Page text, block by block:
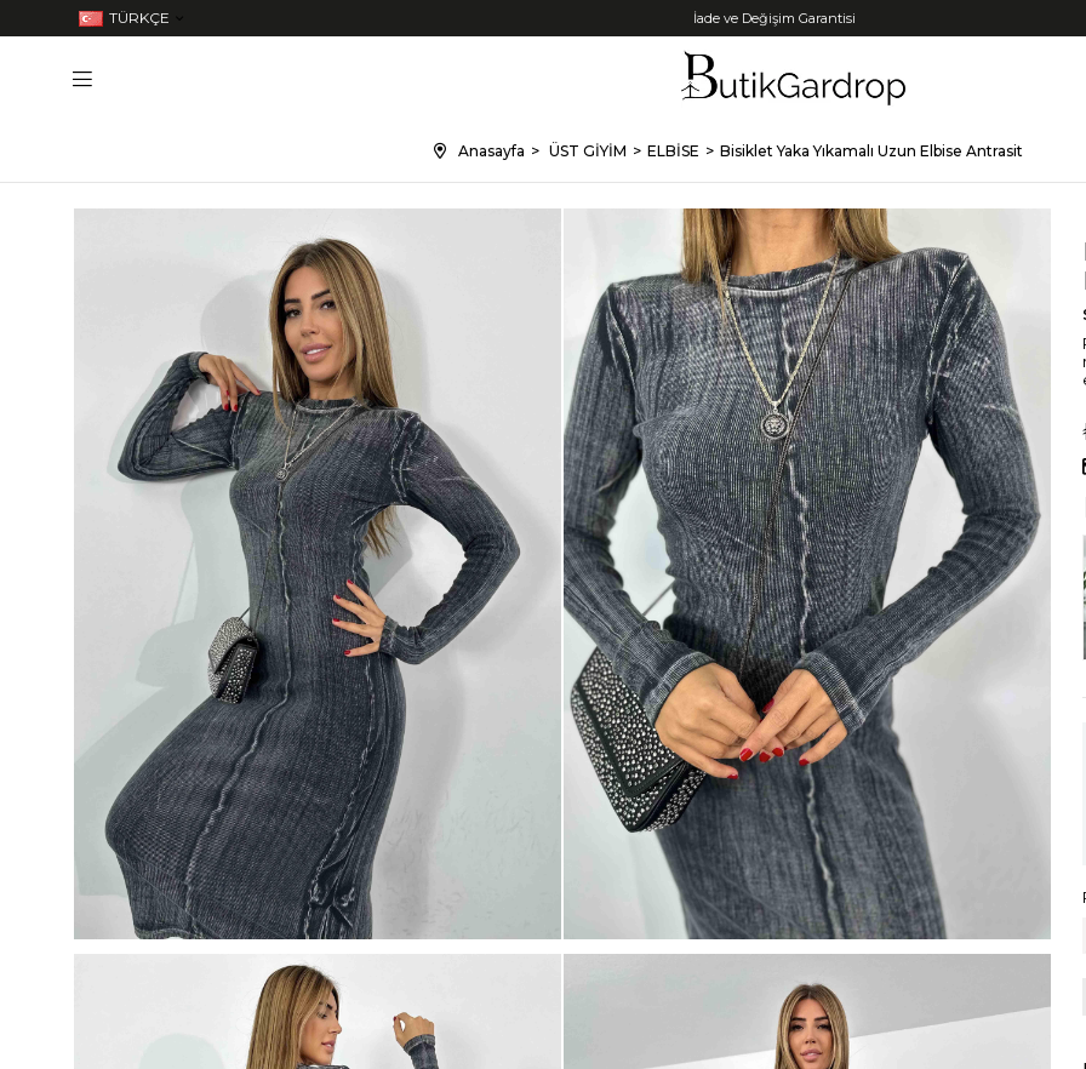
TÜRKÇE Tüm Kredi Kartlarına +12 Taksit İmkanı!
Anasayfa ÜST GİYİM ELBİSE Bisiklet Yaka Yıkamalı Uzun Elbise Antrasit